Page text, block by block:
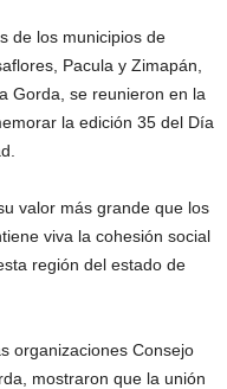
de los municipios de
Pacula y Zimapán,
Gorda, se reunieron en la
la edición 35 del Día
valor más grande que los
viva la cohesión social
región del estado de
organizaciones Consejo
mostraron que la unión